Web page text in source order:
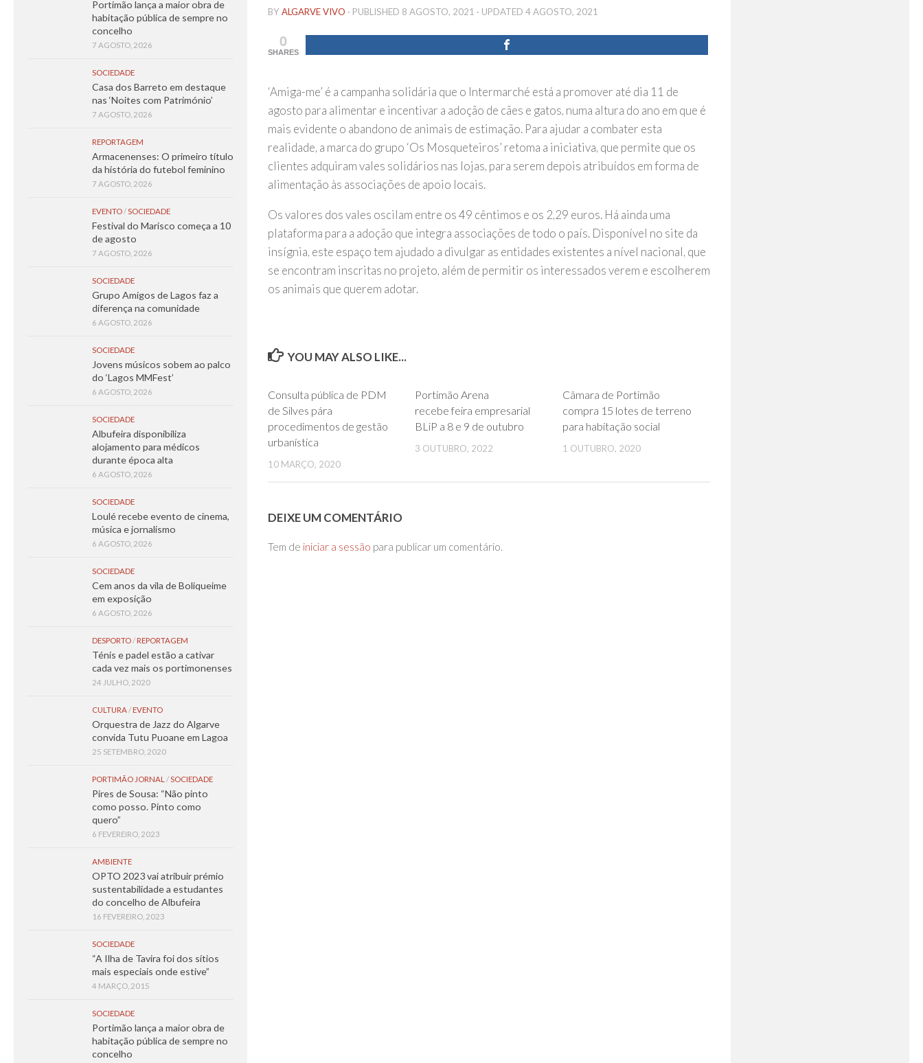
BY ALGARVE VIVO · PUBLISHED 8 AGOSTO, 2021 · UPDATED 4 AGOSTO, 2021
0
SHARES
‘Amiga-me’ é a campanha solidária que o Intermarché está a promover até dia 11 de
agosto para alimentar e incentivar a adoção de cães e gatos, numa altura do ano em que é
mais evidente o abandono de animais de estimação. Para ajudar a combater esta
realidade, a marca do grupo ‘Os Mosqueteiros’ retoma a iniciativa, que permite que os
clientes adquiram vales solidários nas lojas, para serem depois atribuídos em forma de
alimentação às associações de apoio locais.
Os valores dos vales oscilam entre os 49 cêntimos e os 2,29 euros. Há ainda uma
plataforma para a adoção que integra associações de todo o país. Disponível no site da
insígnia, este espaço tem ajudado a divulgar as entidades existentes a nível nacional, que
se encontram inscritas no projeto, além de permitir os interessados verem e escolherem
os animais que querem adotar.
YOU MAY ALSO LIKE...
Consulta pública de PDM
de Silves pára
procedimentos de gestão
urbanística
10 MARÇO, 2020
Portimão Arena
recebe feira empresarial
BLiP a 8 e 9 de outubro
3 OUTUBRO, 2022
Câmara de Portimão
compra 15 lotes de terreno
para habitação social
1 OUTUBRO, 2020
DEIXE UM COMENTÁRIO
Tem de iniciar a sessão para publicar um comentário.
Portimão lança a maior obra de
habitação pública de sempre no
concelho
7 AGOSTO, 2026
SOCIEDADE
Casa dos Barreto em destaque
nas ‘Noites com Património’
7 AGOSTO, 2026
REPORTAGEM
Armacenenses: O primeiro título
da história do futebol feminino
7 AGOSTO, 2026
EVENTO/SOCIEDADE
Festival do Marisco começa a 10
de agosto
7 AGOSTO, 2026
SOCIEDADE
Grupo Amigos de Lagos faz a
diferença na comunidade
6 AGOSTO, 2026
SOCIEDADE
Jovens músicos sobem ao palco
do ‘Lagos MMFest’
6 AGOSTO, 2026
SOCIEDADE
Albufeira disponibiliza
alojamento para médicos
durante época alta
6 AGOSTO, 2026
SOCIEDADE
Loulé recebe evento de cinema,
música e jornalismo
6 AGOSTO, 2026
SOCIEDADE
Cem anos da vila de Boliqueime
em exposição
6 AGOSTO, 2026
DESPORTO/ REPORTAGEM
Ténis e padel estão a cativar
cada vez mais os portimonenses
24 JULHO, 2020
CULTURA/ EVENTO
Orquestra de Jazz do Algarve
convida Tutu Puoane em Lagoa
25 SETEMBRO, 2020
PORTIMÃO JORNAL /SOCIEDADE
Pires de Sousa: “Não pinto
como posso. Pinto como
quero”
6 FEVEREIRO, 2023
AMBIENTE
OPTO 2023 vai atribuir prémio
sustentabilidade a estudantes
do concelho de Albufeira
16 FEVEREIRO, 2023
SOCIEDADE
“A Ilha de Tavira foi dos sítios
mais especiais onde estive”
4 MARÇO, 2015
SOCIEDADE
Portimão lança a maior obra de
habitação pública de sempre no
concelho